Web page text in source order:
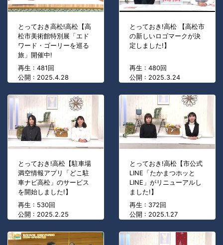
とっておき高松!高松【高
松市美術館特別展「エド
ワード・ゴーリーを巡る
旅」開催中!
再生 : 481回
公開 : 2025.4.28
とっておき!高松 【高松市
の新しいロゴマークが決
定しました!】
再生 : 480回
公開 : 2025.3.24
とっておき!高松【駐車場
満空情報アプリ「どこ駐
車ナビ高松」のサービス
を開始しました!】
再生 : 530回
公開 : 2025.2.25
とっておき!高松【市公式
LINE「たかまつホッと
LINE」がリニューアルし
ました!】
再生 : 372回
公開 : 2025.1.27